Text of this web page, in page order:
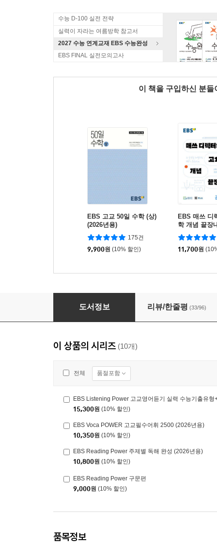
수능 D-100 실전 전략
실력이 자라는 여름방학 참고서
2027 수능 연계교재 EBS 수능완성
EBS FINAL 실전모의고사
이 책을 구입하신 분
EBS 고교 50일 수학 (상)
(2026년용)
175건
9,900원 (10% 할인)
EBS 매쓰 디
학 개념 끝장
1 (2026년용)
11,700원
EBS Grammar Power 그래머 파워 (상)
도서정보 리뷰/한줄평 (33/96)
이 상품의 시리즈 (10개)
전체 품절포함
EBS Listening Power 고교영어듣기 실력 수능기출유형
15,300원 (10% 할인)
EBS Voca POWER 고교필수어휘 2500 (2026년용)
10,350원 (10% 할인)
EBS Reading Power 주제별 독해 완성 (2026년용)
10,800원 (10% 할인)
EBS Reading Power 구문편
9,000원 (10% 할인)
품목정보